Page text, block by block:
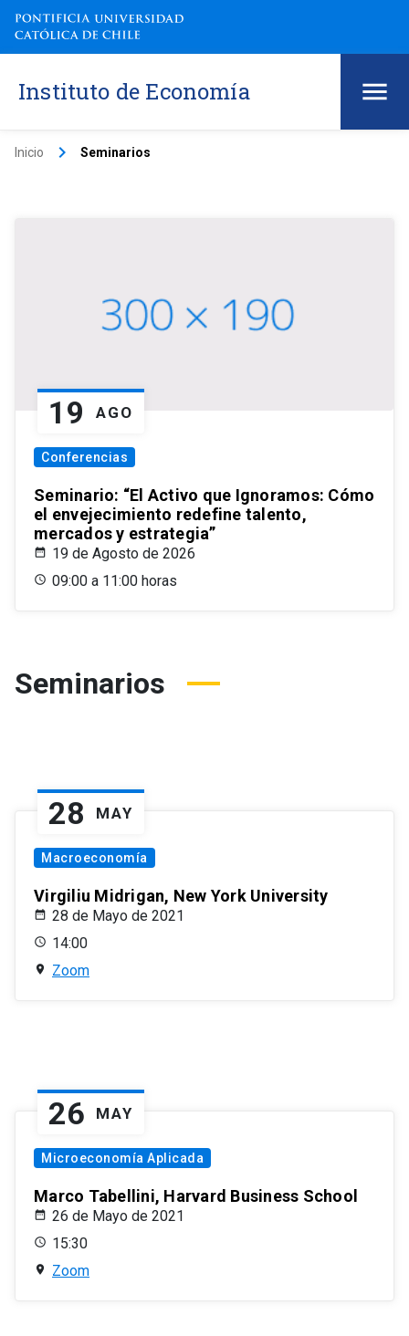
Instituto de Economía
Inicio keyboard_arrow_right Seminarios
19 AGO
Conferencias
Seminario: “El Activo que Ignoramos: Cómo
el envejecimiento redefine talento,
mercados y estrategia”
19 de Agosto de 2026
09:00 a 11:00 horas
Seminarios
28 MAY
Macroeconomía
Virgiliu Midrigan, New York University
28 de Mayo de 2021
14:00
Zoom
26 MAY
Microeconomía Aplicada
Marco Tabellini, Harvard Business School
26 de Mayo de 2021
15:30
Zoom